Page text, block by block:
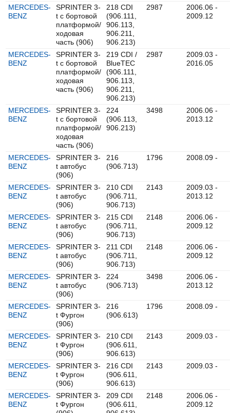
MERCEDES-
BENZ
SPRINTER 3-
t c бортовой
платформой/
ходовая
часть (906)
218 CDI
(906.111,
906.113,
906.211,
906.213)
2987
2006.06 -
2009.12
MERCEDES-
BENZ
SPRINTER 3-
t c бортовой
платформой/
ходовая
часть (906)
219 CDI /
BlueTEC
(906.111,
906.113,
906.211,
906.213)
2987
2009.03 -
2016.05
MERCEDES-
BENZ
SPRINTER 3-
t c бортовой
платформой/
ходовая
часть (906)
224
(906.113,
906.213)
3498
2006.06 -
2013.12
MERCEDES-
BENZ
SPRINTER 3-
t автобус
(906)
216
(906.713)
1796 2008.09 -
MERCEDES-
BENZ
SPRINTER 3-
t автобус
(906)
210 CDI
(906.711,
906.713)
2143
2009.03 -
2013.12
MERCEDES-
BENZ
SPRINTER 3-
t автобус
(906)
215 CDI
(906.711,
906.713)
2148
2006.06 -
2009.12
MERCEDES-
BENZ
SPRINTER 3-
t автобус
(906)
211 CDI
(906.711,
906.713)
2148
2006.06 -
2009.12
MERCEDES-
BENZ
SPRINTER 3-
t автобус
(906)
224
(906.713)
3498
2006.06 -
2013.12
MERCEDES-
BENZ
SPRINTER 3-
t Фургон
(906)
216
(906.613)
1796 2008.09 -
MERCEDES-
BENZ
SPRINTER 3-
t Фургон
(906)
210 CDI
(906.611,
906.613)
2143 2009.03 -
MERCEDES-
BENZ
SPRINTER 3-
t Фургон
(906)
216 CDI
(906.611,
906.613)
2143 2009.03 -
MERCEDES-
BENZ
SPRINTER 3-
t Фургон
209 CDI
(906.611,
2148
2006.06 -
2009.12